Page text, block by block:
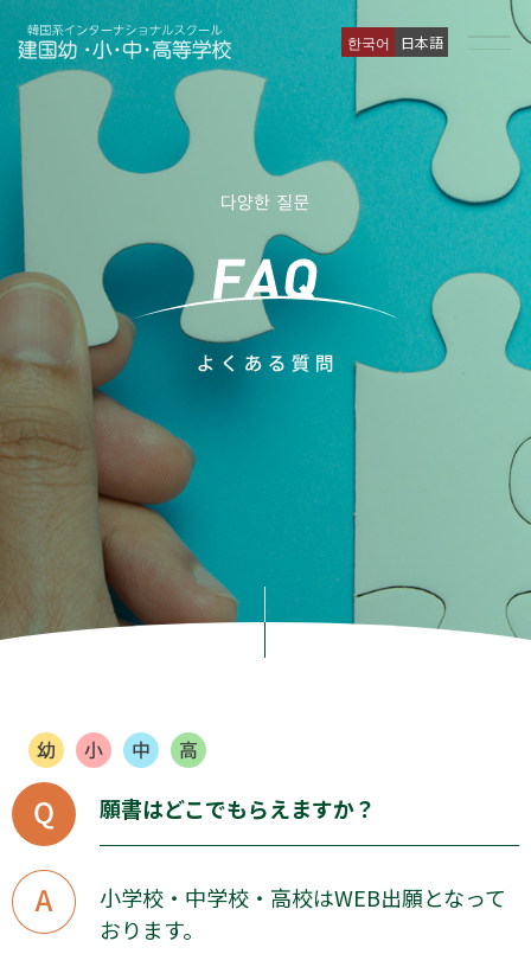
한국어 日本語
願書はどこでもらえますか？
小学校・中学校・高校はWEB出願となって
おります。